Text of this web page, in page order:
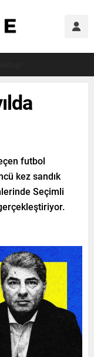
futbol
kez sandık
Seçimli